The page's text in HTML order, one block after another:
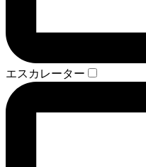
エスカレーター